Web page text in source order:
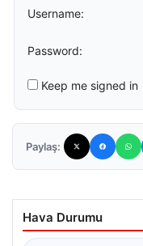
Username:
Password:
Keep me signed in
Paylaş:
Hava Durumu